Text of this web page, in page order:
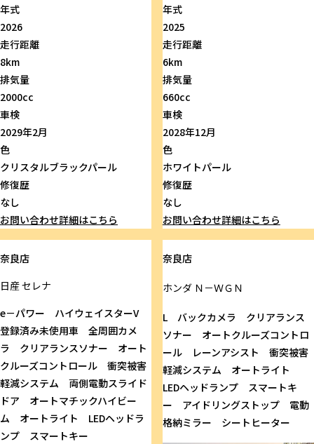
年式
2026
走行距離
8km
排気量
2000cc
車検
2029年2月
色
クリスタルブラックパール
修復歴
なし
お問い合わせ詳細はこちら
年式
2025
走行距離
6km
排気量
660cc
車検
2028年12月
色
ホワイトパール
修復歴
なし
お問い合わせ詳細はこちら
奈良店
日産セレナ
e－パワー ハイウェイスターV
登録済み未使用車 全周囲カメ
ラ クリアランスソナー オート
クルーズコントロール 衝突被害
軽減システム 両側電動スライド
ドア オートマチックハイビー
ム オートライト LEDヘッドラ
ンプ スマートキー
奈良店
ホンダＮ－ＷＧＮ
L バックカメラ クリアランス
ソナー オートクルーズコントロ
ール レーンアシスト 衝突被害
軽減システム オートライト
LEDヘッドランプ スマートキ
ー アイドリングストップ 電動
格納ミラー シートヒーター